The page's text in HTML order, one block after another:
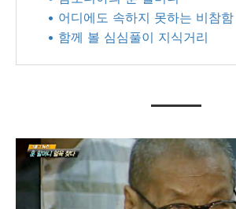
• 어디에도 속하지 못하는 비참함
• 함께 볼 심심풀이 지식거리